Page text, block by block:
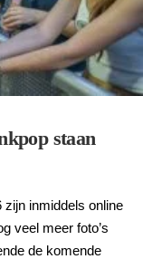
staan
zijn inmiddels online
veel meer foto’s
de komende